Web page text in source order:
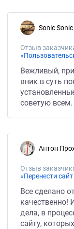
Sonic Sonic
Отзыв
Вежливый,
вник в суть
советую всем.
Антон
Отзыв
Все сделано
качественно!
дела, в
сайту,